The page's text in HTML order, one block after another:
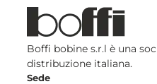
Boffi bobine s.r.l è una
distribuzione italiana.
Sede